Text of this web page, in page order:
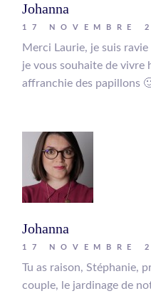
Johanna
17 NOVEMBRE
Merci Laurie, je suis
je vous souhaite de vivre
affranchie des papillons
Johanna
17 NOVEMBRE
Tu as raison, Stéphanie,
couple, le jardinage de